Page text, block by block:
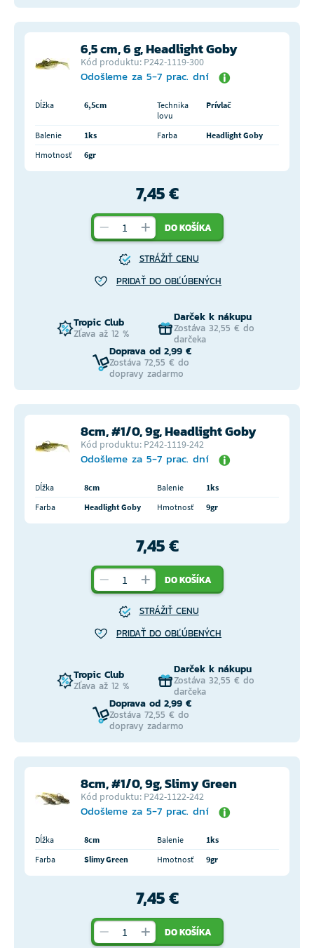
6,5 cm, 6 g, Headlight Goby
Kód produktu: P242-1119-300
Odošleme za 5-7 prac. dní
Dĺžka 6,5cm
Technika
lovu
Prívlač
Balenie 1ks Farba
Headlight Goby
Hmotnosť
6gr
7,45 €
DO KOŠÍKA
STRÁŽIŤ CENU
PRIDAŤ DO OBĽÚBENÝCH
Tropic Club
Zľava až 12 %
Darček k nákupu
Zostáva 32,55 € do
darčeka
Doprava od 2,99 €
Zostáva 72,55 € do
dopravy zadarmo
8cm, #1/0, 9g, Headlight Goby
Kód produktu: P242-1119-242
Odošleme za 5-7 prac. dní
Dĺžka 8cm Balenie
1ks
Farba
Headlight Goby Hmotnosť 9gr
7,45 €
DO KOŠÍKA
STRÁŽIŤ CENU
PRIDAŤ DO OBĽÚBENÝCH
Tropic Club
Zľava až 12 %
Darček k nákupu
Zostáva 32,55 € do
darčeka
Doprava od 2,99 €
Zostáva 72,55 € do
dopravy zadarmo
8cm, #1/0, 9g, Slimy Green
Kód produktu: P242-1122-242
Odošleme za 5-7 prac. dní
Dĺžka 8cm Balenie
1ks
Farba
Slimy Green Hmotnosť 9gr
7,45 €
DO KOŠÍKA